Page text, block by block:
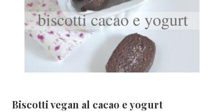
Biscotti vegan al cacao e yogurt